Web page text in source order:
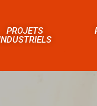
PROJETS